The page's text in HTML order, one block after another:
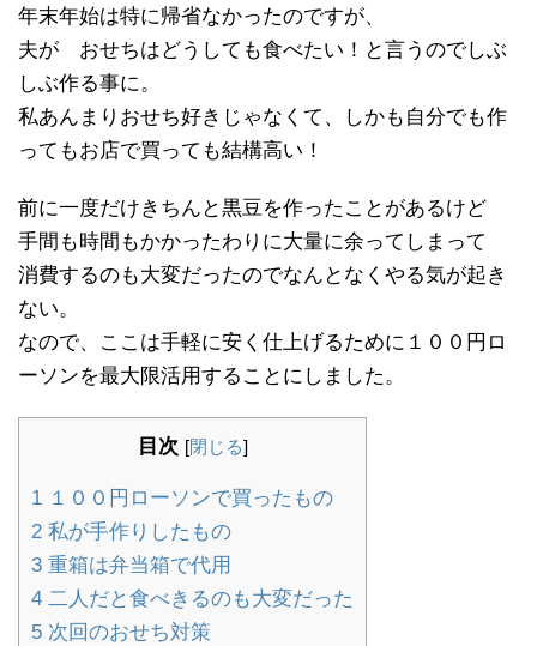
年末年始は特に帰省なかったのですが、
夫が おせちはどうしても食べたい！と言うのでしぶ
しぶ作る事に。
私あんまりおせち好きじゃなくて、しかも自分でも作
ってもお店で買っても結構高い！
前に一度だけきちんと黒豆を作ったことがあるけど
手間も時間もかかったわりに大量に余ってしまって
消費するのも大変だったのでなんとなくやる気が起き
ない。
なので、ここは手軽に安く仕上げるために１００円ロ
ーソンを最大限活用することにしました。
目次 [閉じる]
1 １００円ローソンで買ったもの
2 私が手作りしたもの
3 重箱は弁当箱で代用
4 二人だと食べきるのも大変だった
5 次回のおせち対策